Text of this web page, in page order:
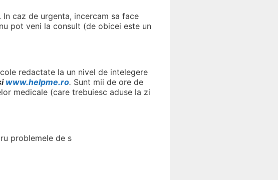
caz de urgenta, incercam sa face
pot veni la consult (de obicei este un
redactate la un nivel de intelegere
www.helpme.ro. Sunt mii de ore de
medicale (care trebuiesc aduse la zi
problemele de s